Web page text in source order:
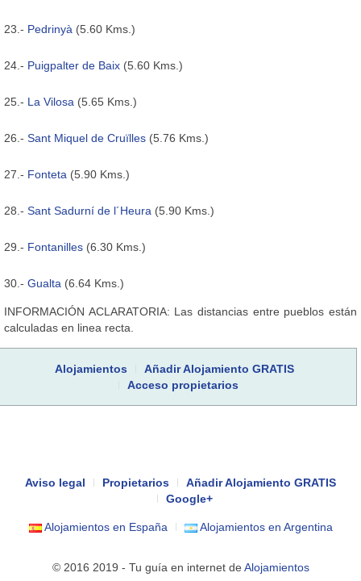
23.- Pedrinyà (5.60 Kms.)
24.- Puigpalter de Baix (5.60 Kms.)
25.- La Vilosa (5.65 Kms.)
26.- Sant Miquel de Cruïlles (5.76 Kms.)
27.- Fonteta (5.90 Kms.)
28.- Sant Sadurní de l´Heura (5.90 Kms.)
29.- Fontanilles (6.30 Kms.)
30.- Gualta (6.64 Kms.)
INFORMACIÓN ACLARATORIA: Las distancias entre pueblos están
calculadas en linea recta.
Alojamientos
Añadir Alojamiento GRATIS
Acceso propietarios
Aviso legal Propietarios
Añadir Alojamiento GRATIS
Google+
Alojamientos en España Alojamientos en Argentina
© 2016 2019 - Tu guía en internet de Alojamientos